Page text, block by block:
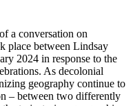
a conversation on
place between Lindsay
2024 in response to the
As decolonial
geography continue to
– between two differently